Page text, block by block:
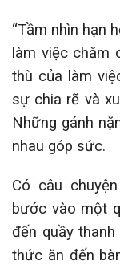
“Tầm nhìn hạn
làm việc chăm
thù của làm
sự chia rẽ và
Những gánh
nhau góp sức.
Có câu
bước vào một
đến quầy
thức ăn đến